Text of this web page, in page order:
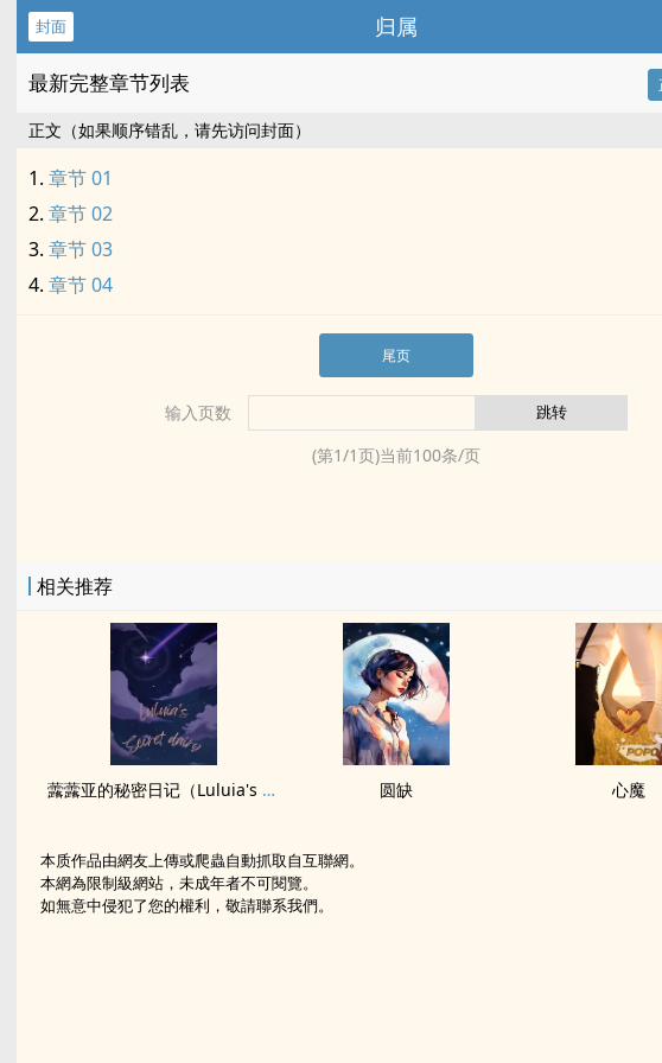
封面 归属
最新完整章节列表
正文（如果顺序错乱，请先访问封面）
章节 01
章节 02
章节 03
章节 04
尾页
输入页数
(第1/1页)当前100条/页
相关推荐
虂虂亚的秘密日记（Luluia's secret dairy) 圆缺 心魔
本质作品由網友上傳或爬蟲自動抓取自互聯網。
本網為限制級網站，未成年者不可閱覽。
如無意中侵犯了您的權利，敬請聯系我們。